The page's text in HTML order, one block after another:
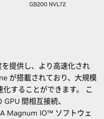
提供し、より高速化され
が搭載されており、大規模
することができます。 こ
間相互接続、
Magnum IO™ ソフトウェ